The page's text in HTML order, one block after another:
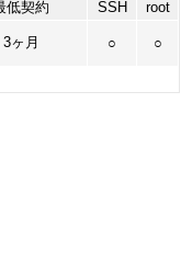
低契約 SSH root
3ヶ月 ○ ○